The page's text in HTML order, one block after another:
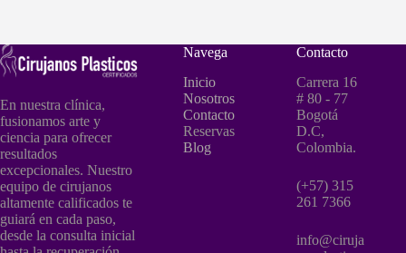
En nuestra clínica,
fusionamos arte y
ciencia para ofrecer
resultados
excepcionales. Nuestro
equipo de cirujanos
altamente calificados te
guiará en cada paso,
desde la consulta inicial
Navega
Inicio
Nosotros
Contacto
Reservas
Blog
Contacto
Carrera 16
# 80 - 77
Bogotá
D.C,
Colombia.
(+57) 315
261 7366
info@ciruja